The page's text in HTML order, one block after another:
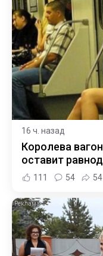
16 ч. назад
Королева
оставит
111 54 54